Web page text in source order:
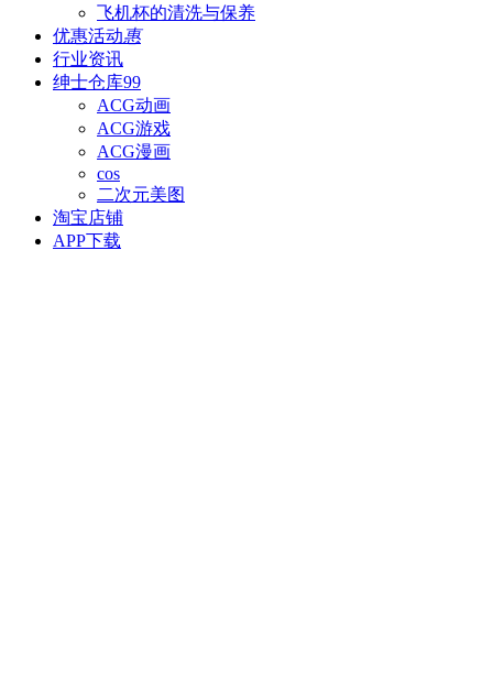
飞机杯的清洗与保养
优惠活动惠
行业资讯
绅士仓库99
ACG动画
ACG游戏
ACG漫画
cos
二次元美图
淘宝店铺
APP下载